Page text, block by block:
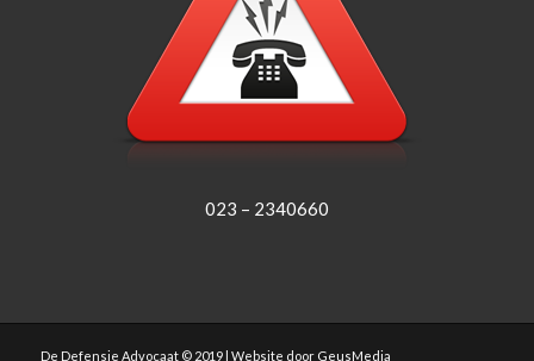
023 – 2340660
De Defensie Advocaat © 2019 | Website door GeusMedia